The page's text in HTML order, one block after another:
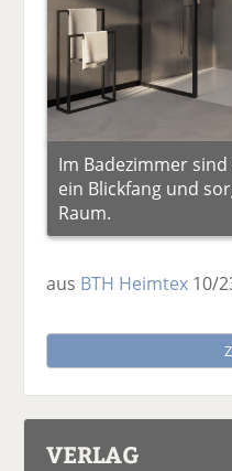
Im Badezimmer
ein Blickfang und
Raum.
aus BTH Heimtex 10/
VERLAG